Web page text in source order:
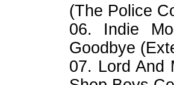
(The Police
06. Indie
Goodbye
07. Lord And